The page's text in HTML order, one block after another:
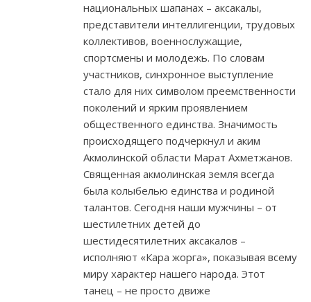
национальных шапанах – аксакалы,
представители интеллигенции, трудовых
коллективов, военнослужащие,
спортсмены и молодежь. По словам
участников, синхронное выступление
стало для них символом преемственности
поколений и ярким проявлением
общественного единства. Значимость
происходящего подчеркнул и аким
Акмолинской области Марат Ахметжанов.
Священная акмолинская земля всегда
была колыбелью единства и родиной
талантов. Сегодня наши мужчины – от
шестилетних детей до
шестидесятилетних аксакалов –
исполняют «Кара жорга», показывая всему
миру характер нашего народа. Этот
танец – не просто движе